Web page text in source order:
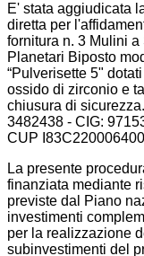
E' stata aggiudicata
diretta per
fornitura n. 3 Mulini a
Planetari Biposto
“Pulverisette 5"
ossido di zirconio e
chiusura di
3482438 - CIG:
CUP
La presente
finanziata mediante
previste dal Piano
investimenti
per la realizzazione
subinvestimenti del